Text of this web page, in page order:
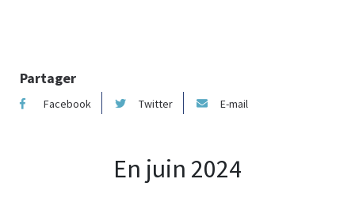
Partager
Facebook Twitter E-mail
En juin 2024